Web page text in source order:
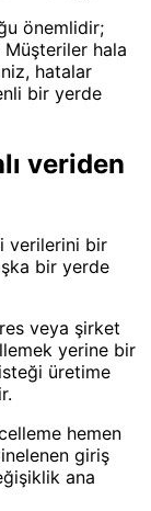
önemlidir;
Müşteriler hala
hatalar
bir yerde
veriden
verilerini bir
bir yerde
veya şirket
yerine bir
üretime
hemen
giriş
ana